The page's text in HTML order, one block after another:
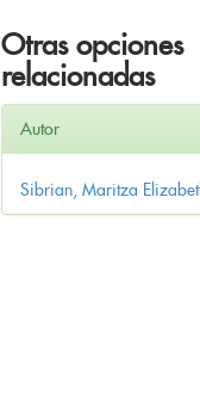
Otras opciones
relacionadas
Autor
Sibrian, Maritza